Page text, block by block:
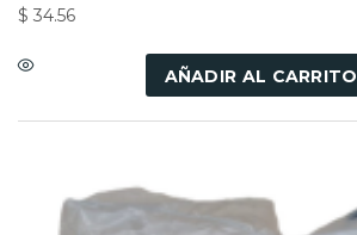
$ 34.56
AÑADIR AL CARRITO